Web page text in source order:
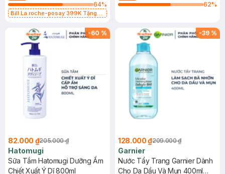
64%
Bill La roche-posay 399K Tặng
(SL có hạn)
62%
-60 %
82.000 ₫205.000 ₫
Hatomugi
Sữa Tắm Hatomugi Dưỡng Ẩm
Chiết Xuất Ý Dĩ 800ml
-39 %
128.000 ₫209.000 ₫
Garnier
Nước Tẩy Trang Garnier Dành
Cho Da Dầu Và Mụn 400ml